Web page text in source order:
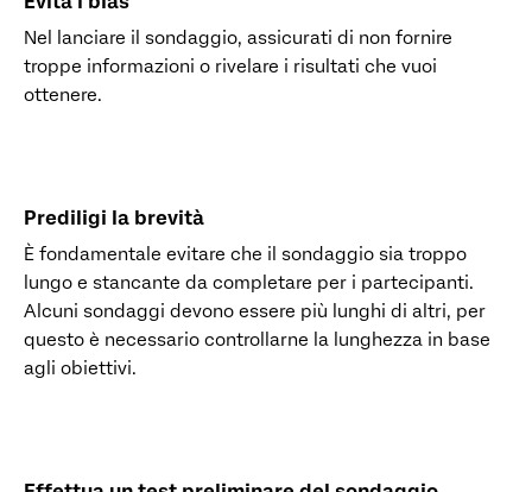
Nel lanciare il sondaggio, assicurati di non fornire
troppe informazioni o rivelare i risultati che vuoi
ottenere.
Prediligi la brevità
È fondamentale evitare che il sondaggio sia troppo
lungo e stancante da completare per i partecipanti.
Alcuni sondaggi devono essere più lunghi di altri, per
questo è necessario controllarne la lunghezza in base
agli obiettivi.